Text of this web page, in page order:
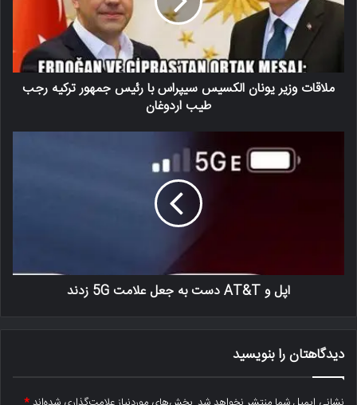
ملاقات وزیر یونان الکسیس سیپراس با رئیس جمهور ترکیه رجب
طیب اردوغان
اپل و AT&T دست به جعل علامت 5G زدند
دیدگاهتان را بنویسید